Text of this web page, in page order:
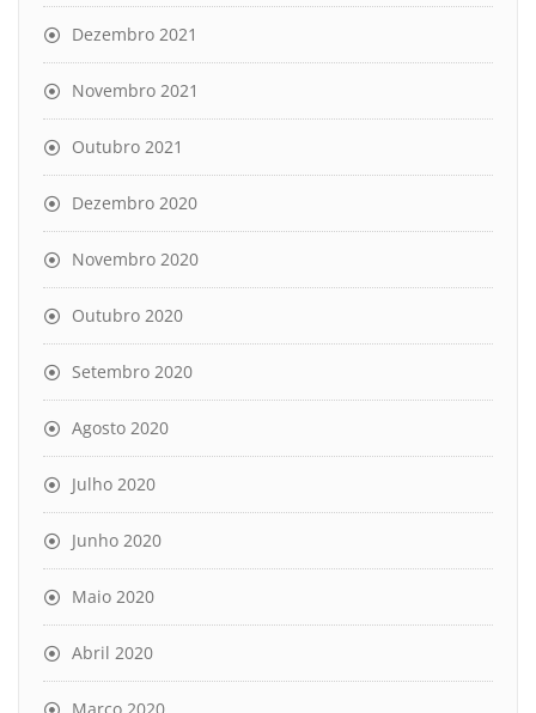
Dezembro 2021
Novembro 2021
Outubro 2021
Dezembro 2020
Novembro 2020
Outubro 2020
Setembro 2020
Agosto 2020
Julho 2020
Junho 2020
Maio 2020
Abril 2020
Março 2020